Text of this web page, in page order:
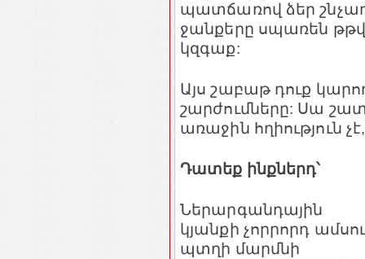
պատճառով ձեր
ջանքերը սպառեն
կզգաք:
Այս շաբաթ դուք
շարժումները: Սա
առաջին հղիություն
Դատեք ինքներդ՝
Ներարգանդային
կյանքի չորրորդ
պտղի մարմնի